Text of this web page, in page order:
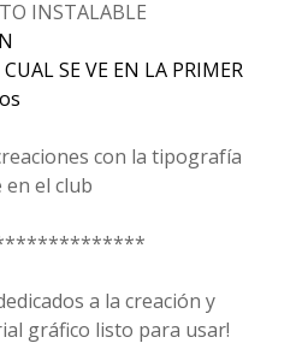
INSTALABLE
SE VE EN LA PRIMER
con la tipografía
el club
a la creación y
gráfico listo para usar!